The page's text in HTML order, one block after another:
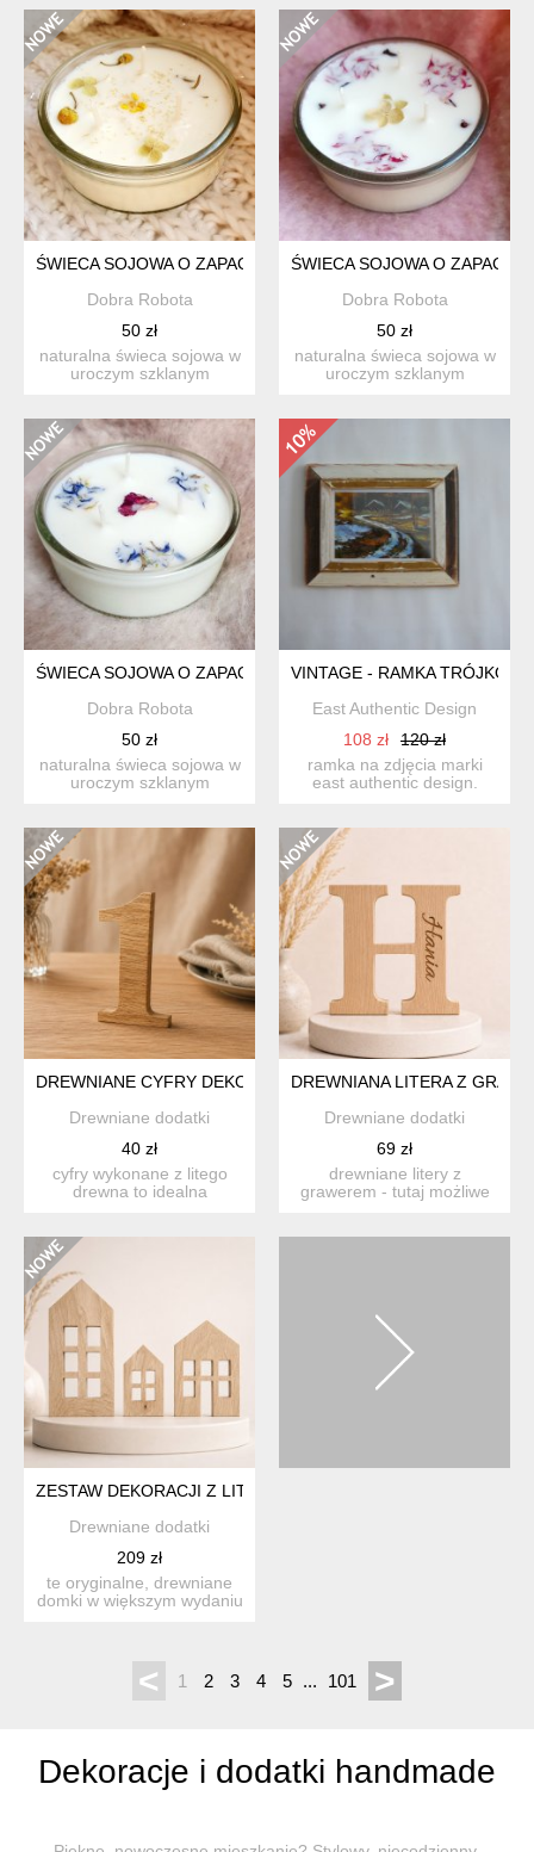
ŚWIECA SOJOWA O ZAPACHU BERGAMOTY Z GOŹDZIKAMI,
Dobra Robota
50 zł
naturalna świeca sojowa w
uroczym szklanym
ŚWIECA SOJOWA O
Dobra Robota
50 zł
naturalna świeca sojowa w
uroczym szklanym
ŚWIECA SOJOWA O ZAPACHU GOŹDZIKÓW Z POMARAŃCZĄ,
Dobra Robota
50 zł
naturalna świeca sojowa w
uroczym szklanym
VINTAGE - RAMKA
East Authentic Design
108 zł
120 zł
ramka na zdjęcia marki
east authentic design.
DREWNIANE CYFRY DEKORACYJNE 20CM, Z LITEGO
Drewniane dodatki
40 zł
cyfry wykonane z litego
drewna to idealna
DREWNIANA LITERA Z
Drewniane dodatki
69 zł
drewniane litery z
grawerem - tutaj możliwe
ZESTAW DEKORACJI Z LITEGO DREWNA - 3 DUŻE
Drewniane dodatki
209 zł
te oryginalne, drewniane
domki w większym wydaniu
< 1 2 3 4 5 ... 101 >
Dekoracje i dodatki handmade